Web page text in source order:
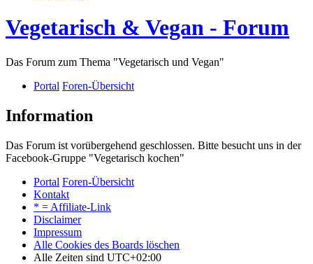
Vegetarisch & Vegan - Forum
Das Forum zum Thema "Vegetarisch und Vegan"
Portal Foren-Übersicht
Information
Das Forum ist vorübergehend geschlossen. Bitte besucht uns in der
Facebook-Gruppe "Vegetarisch kochen"
Portal Foren-Übersicht
Kontakt
* = Affiliate-Link
Disclaimer
Impressum
Alle Cookies des Boards löschen
Alle Zeiten sind UTC+02:00